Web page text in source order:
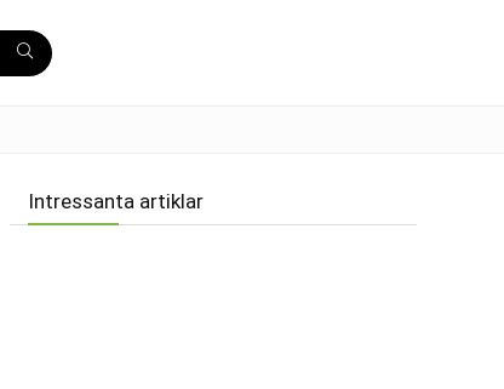
Intressanta artiklar